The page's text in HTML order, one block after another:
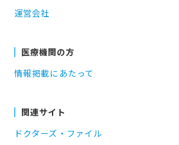
運営会社
医療機関の方
情報掲載にあたって
関連サイト
ドクターズ・ファイル